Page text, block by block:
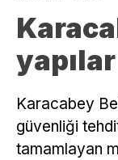
Karacabey
güvenliği
tamamlayan